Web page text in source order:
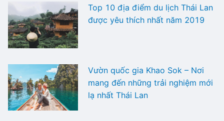
Top 10 địa điểm du lịch Thái Lan
được yêu thích nhất năm 2019
Vườn quốc gia Khao Sok – Nơi
mang đến những trải nghiệm mới
lạ nhất Thái Lan